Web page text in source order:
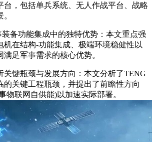
台，包括单兵系统、无人作战平台、战略
备功能集成中的独特优势：本文重点强
机在结构-功能集成、极端环境稳健性以
足军事需求的核心优势。
关键瓶颈与发展方向：本文分析了TENG
的关键工程瓶颈，并提出了前瞻性方向
物联网自供能)以加速实际部署。